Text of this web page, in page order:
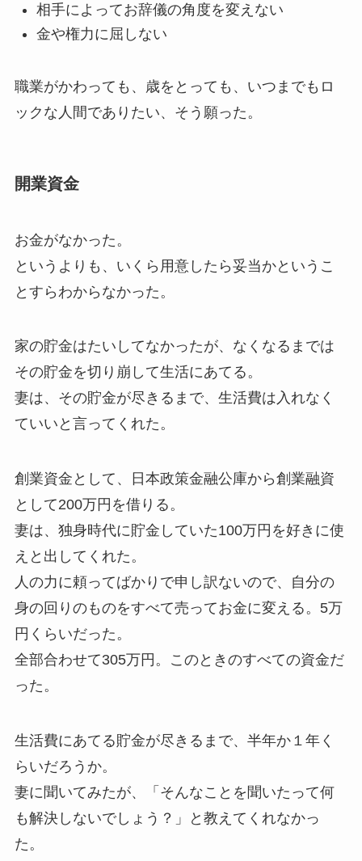
相手によってお辞儀の角度を変えない
金や権力に屈しない
職業がかわっても、歳をとっても、いつまでもロ
ックな人間でありたい、そう願った。
開業資金
お金がなかった。
というよりも、いくら用意したら妥当かというこ
とすらわからなかった。
家の貯金はたいしてなかったが、なくなるまでは
その貯金を切り崩して生活にあてる。
妻は、その貯金が尽きるまで、生活費は入れなく
ていいと言ってくれた。
創業資金として、日本政策金融公庫から創業融資
として200万円を借りる。
妻は、独身時代に貯金していた100万円を好きに使
えと出してくれた。
人の力に頼ってばかりで申し訳ないので、自分の
身の回りのものをすべて売ってお金に変える。5万
円くらいだった。
全部合わせて305万円。このときのすべての資金だ
った。
生活費にあてる貯金が尽きるまで、半年か１年く
らいだろうか。
妻に聞いてみたが、「そんなことを聞いたって何
も解決しないでしょう？」と教えてくれなかっ
た。